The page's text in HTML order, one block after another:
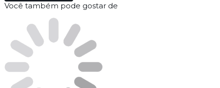
Você também pode gostar de